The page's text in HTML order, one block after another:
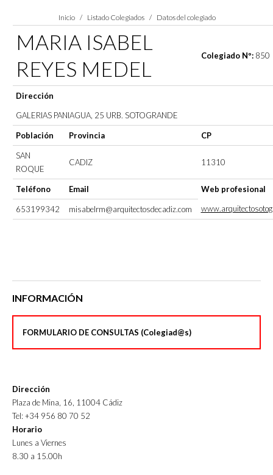
Estás aquí:
Inicio Listado Colegiados Datos del colegiado
MARIA ISABEL
REYES MEDEL
Colegiado Nº:850
Dirección
GALERIAS PANIAGUA, 25 URB. SOTOGRANDE
Población Provincia CP
SAN
ROQUE
CADIZ 11310
Teléfono Email Web profesional
653199342 misabelrm@arquitectosdecadiz.com
INFORMACIÓN
FORMULARIO DE CONSULTAS (Colegiad@s)
Dirección
Plaza de Mina, 16, 11004 Cádiz
Tel: +34 956 80 70 52
Horario
Lunes a Viernes
8.30 a 15.00h